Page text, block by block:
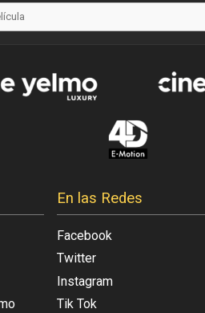
En las Redes
Facebook
Twitter
Instagram
Tik Tok